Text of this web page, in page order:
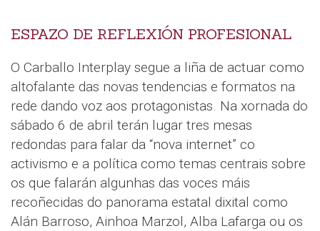
ESPAZO DE REFLEXIÓN PROFESIONAL
O Carballo Interplay segue a liña de actuar como
altofalante das novas tendencias e formatos na
rede dando voz aos protagonistas. Na xornada do
sábado 6 de abril terán lugar tres mesas
redondas para falar da “nova internet” co
activismo e a política como temas centrais sobre
os que falarán algunhas das voces máis
recoñecidas do panorama estatal dixital como
Alán Barroso, Ainhoa Marzol, Alba Lafarga ou os